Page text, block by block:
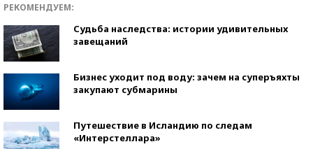
РЕКОМЕНДУЕМ:
Судьба наследства: истории удивительных
завещаний
Бизнес уходит под воду: зачем на суперъяхты
закупают субмарины
Путешествие в Исландию по следам
«Интерстеллара»